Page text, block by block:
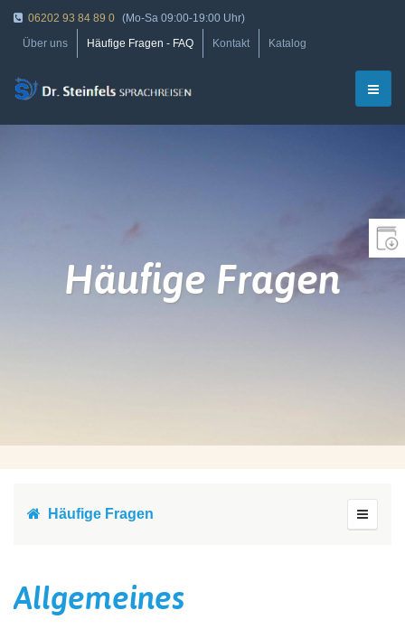
06202 93 84 89 0 (Mo-Sa 09:00-19:00 Uhr)
Über uns
Häufige Fragen - FAQ Kontakt Katalog
Häufige Fragen
Häufige Fragen
Allgemeines